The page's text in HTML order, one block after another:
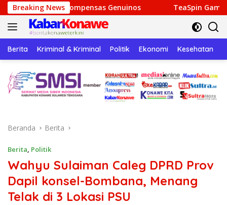
Langsung
ke
konten
Breaking NewsGenuinos TeaSpin Gaming: Your
Berita Kriminal & Kriminal Politik Ekonomi Kesehatan
Beranda Berita
Berita, Politik
Wahyu Sulaiman Caleg DPRD Prov
Dapil konsel-Bombana, Menang
Telak di 3 Lokasi PSU